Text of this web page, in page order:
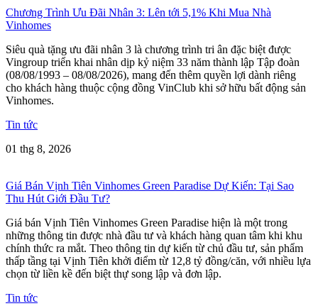
Chương Trình Ưu Đãi Nhân 3: Lên tới 5,1% Khi Mua Nhà
Vinhomes
Siêu quà tặng ưu đãi nhân 3 là chương trình tri ân đặc biệt được
Vingroup triển khai nhân dịp kỷ niệm 33 năm thành lập Tập đoàn
(08/08/1993 – 08/08/2026), mang đến thêm quyền lợi dành riêng
cho khách hàng thuộc cộng đồng VinClub khi sở hữu bất động sản
Vinhomes.
Tin tức
01 thg 8, 2026
Giá Bán Vịnh Tiên Vinhomes Green Paradise Dự Kiến: Tại Sao
Thu Hút Giới Đầu Tư?
Giá bán Vịnh Tiên Vinhomes Green Paradise hiện là một trong
những thông tin được nhà đầu tư và khách hàng quan tâm khi khu
chính thức ra mắt. Theo thông tin dự kiến từ chủ đầu tư, sản phẩm
thấp tầng tại Vịnh Tiên khởi điểm từ 12,8 tỷ đồng/căn, với nhiều lựa
chọn từ liền kề đến biệt thự song lập và đơn lập.
Tin tức